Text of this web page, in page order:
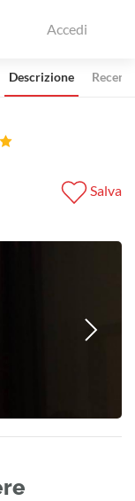
Accedi
Descrizione
Salva